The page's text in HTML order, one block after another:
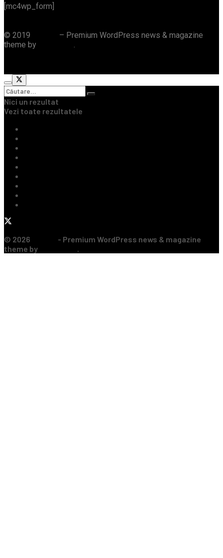
[mc4wp_form]
© 2019
– Premium WordPress news & magazine
theme by
.
Nici un rezultat
Vezi toate rezultatele
© 2026
- Premium WordPress news & magazine
theme by